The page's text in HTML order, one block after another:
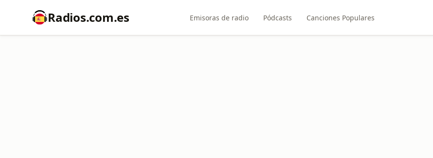
Radios.com.es Emisoras de radio Pódcasts Canciones Populares